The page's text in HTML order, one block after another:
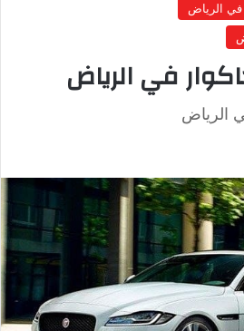
الرياض
في الرياض
الرياض